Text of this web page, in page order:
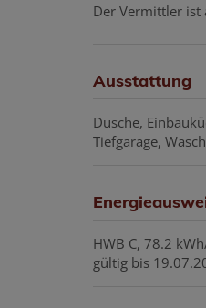
Der Vermittler ist
Ausstattung
Dusche
Tiefgarage
HWB C, 78.2
gültig bis